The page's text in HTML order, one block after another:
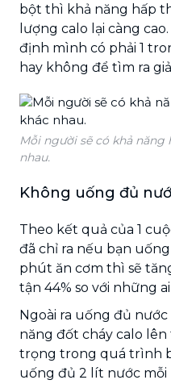
bột thì khả năng hấp
lượng calo lại càng
định mình có phải 1
hay không để tìm ra
Mỗi người sẽ có khả
nhau.
Không uống đủ
Theo kết quả của 1
đã chỉ ra nếu bạn
phút ăn cơm thì sẽ
tận 44% so với những
Ngoài ra uống đủ
năng đốt cháy calo lên
trọng trong quá trình
uống đủ 2 lít nước mỗi